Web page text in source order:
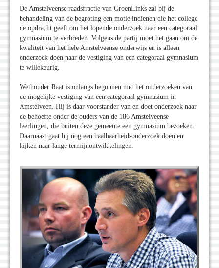
De Amstelveense raadsfractie van GroenLinks zal bij de
behandeling van de begroting een motie indienen die het college
de opdracht geeft om het lopende onderzoek naar een categoraal
gymnasium te verbreden. Volgens de partij moet het gaan om de
kwaliteit van het hele Amstelveense onderwijs en is alleen
onderzoek doen naar de vestiging van een categoraal gymnasium
te willekeurig.
Wethouder Raat is onlangs begonnen met het onderzoeken van
de mogelijke vestiging van een categoraal gymnasium in
Amstelveen. Hij is daar voorstander van en doet onderzoek naar
de behoefte onder de ouders van de 186 Amstelveense
leerlingen, die buiten deze gemeente een gymnasium bezoeken.
Daarnaast gaat hij nog een haalbaarheidsonderzoek doen en
kijken naar lange termijnontwikkelingen.